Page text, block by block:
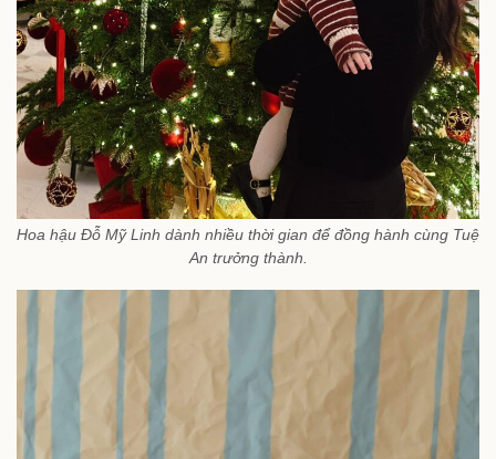
Hoa hậu Đỗ Mỹ Linh dành nhiều thời gian để đồng hành cùng Tuệ
An trưởng thành.